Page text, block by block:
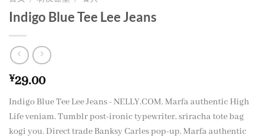
Indigo Blue Tee Lee Jeans
¥29.00
Indigo Blue Tee Lee Jeans - NELLY.COM. Marfa authentic High
Life veniam. Tumblr post-ironic typewriter, sriracha tote bag
kogi you. Direct trade Banksy Carles pop-up. Marfa authentic